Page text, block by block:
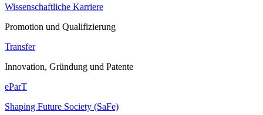
Wissenschaftliche Karriere
Promotion und Qualifizierung
Transfer
Innovation, Gründung und Patente
eParT
Shaping Future Society (SaFe)